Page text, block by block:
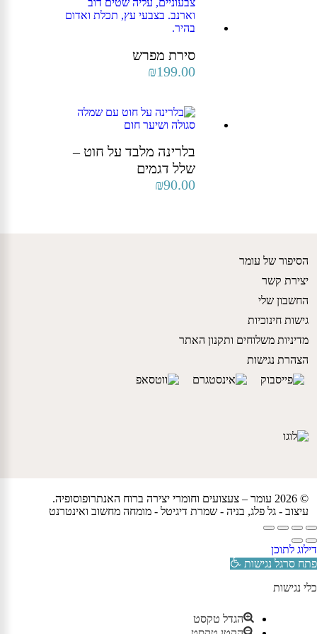
סירת מפרש
₪199.00
בלרינה מלבד על חוט –
שלל דגמים
₪90.00
הסיפור של עומר
יצירת קשר
החשבון שלי
גישות חינוכיות
מדיניות משלוחים ותקנון האתר
הצהרת נגישות
© 2026 עומר – צעצועים וחומרי יצירה ברוח האנתרופוסופיה.
עיצוב - גל פלג, בניה - שמרת דיגיטל - מומחה מחשוב ואינטרנט
דילוג לתוכן
פתח סרגל נגישות
כלי נגישות
הגדל טקסט